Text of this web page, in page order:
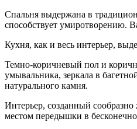
Спальня выдержана в
способствует умиротворению.
Кухня, как и весь интерьер,
Темно-коричневый пол и
умывальника, зеркала в
натурального камня.
Интерьер, созданный
местом передышки в